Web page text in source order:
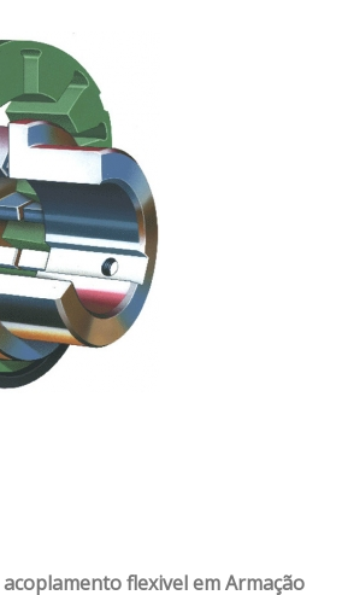
acoplamento flexivel em Armação